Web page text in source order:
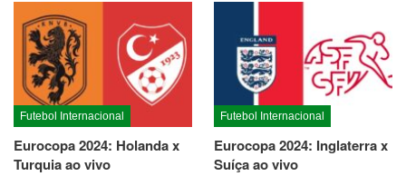
Futebol Internacional
Eurocopa 2024: Holanda x
Turquia ao vivo
Futebol Internacional
Eurocopa 2024: Inglaterra x
Suíça ao vivo